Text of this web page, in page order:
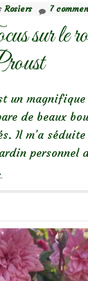
Rosiers 7
sur le
un magnifique
de beaux
Il m’a
personnel